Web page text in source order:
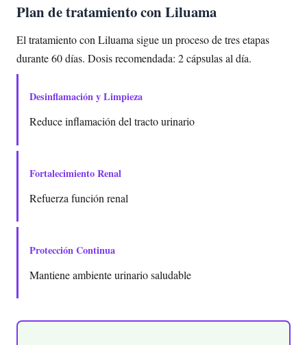
Plan de tratamiento con Liluama
El tratamiento con Liluama sigue un proceso de tres etapas
durante 60 días. Dosis recomendada: 2 cápsulas al día.
Desinflamación y Limpieza
Reduce inflamación del tracto urinario
Fortalecimiento Renal
Refuerza función renal
Protección Continua
Mantiene ambiente urinario saludable